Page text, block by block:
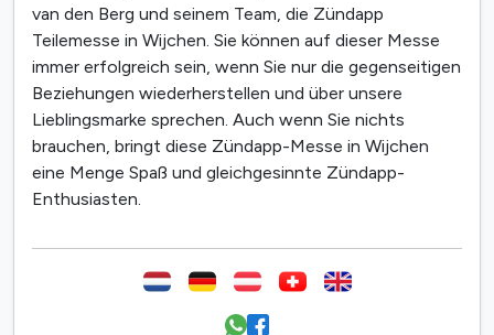
van den Berg und seinem Team, die Zündapp
Teilemesse in Wijchen. Sie können auf dieser Messe
immer erfolgreich sein, wenn Sie nur die gegenseitigen
Beziehungen wiederherstellen und über unsere
Lieblingsmarke sprechen. Auch wenn Sie nichts
brauchen, bringt diese Zündapp-Messe in Wijchen
eine Menge Spaß und gleichgesinnte Zündapp-
Enthusiasten.